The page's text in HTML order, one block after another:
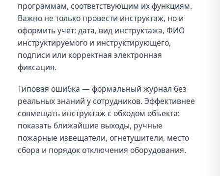
программам, соответствующим их функциям.
Важно не только провести инструктаж, но и
оформить учет: дата, вид инструктажа, ФИО
инструктируемого и инструктирующего,
подписи или корректная электронная
фиксация.
Типовая ошибка — формальный журнал без
реальных знаний у сотрудников. Эффективнее
совмещать инструктаж с обходом объекта:
показать ближайшие выходы, ручные
пожарные извещатели, огнетушители, место
сбора и порядок отключения оборудования.